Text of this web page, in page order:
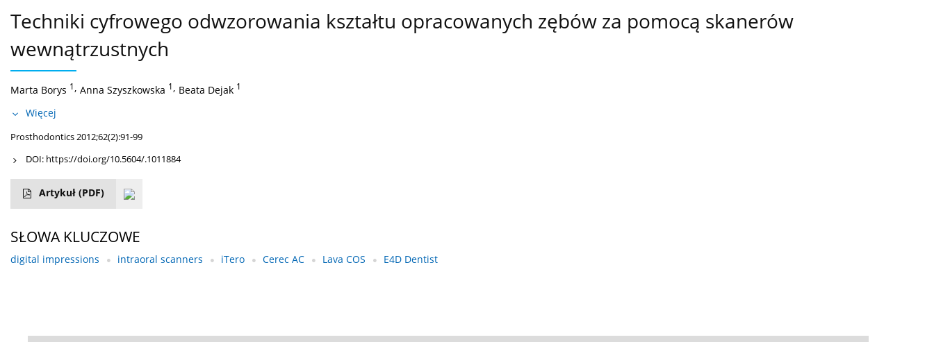
Techniki cyfrowego odwzorowania kształtu opracowanych zębów za pomocą skanerów
wewnątrzustnych
Marta Borys 1, Anna Szyszkowska 1, Beata Dejak 1
Więcej
Prosthodontics 2012;62(2):91-99
DOI: https://doi.org/10.5604/.1011884
Artykuł (PDF)
SŁOWA KLUCZOWE
digital impressions intraoral scanners iTero Cerec AC Lava COS E4D Dentist